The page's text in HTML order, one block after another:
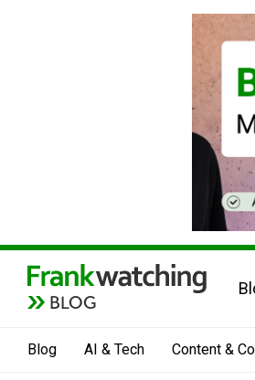
BLOG
Blog AI & Tech Content &